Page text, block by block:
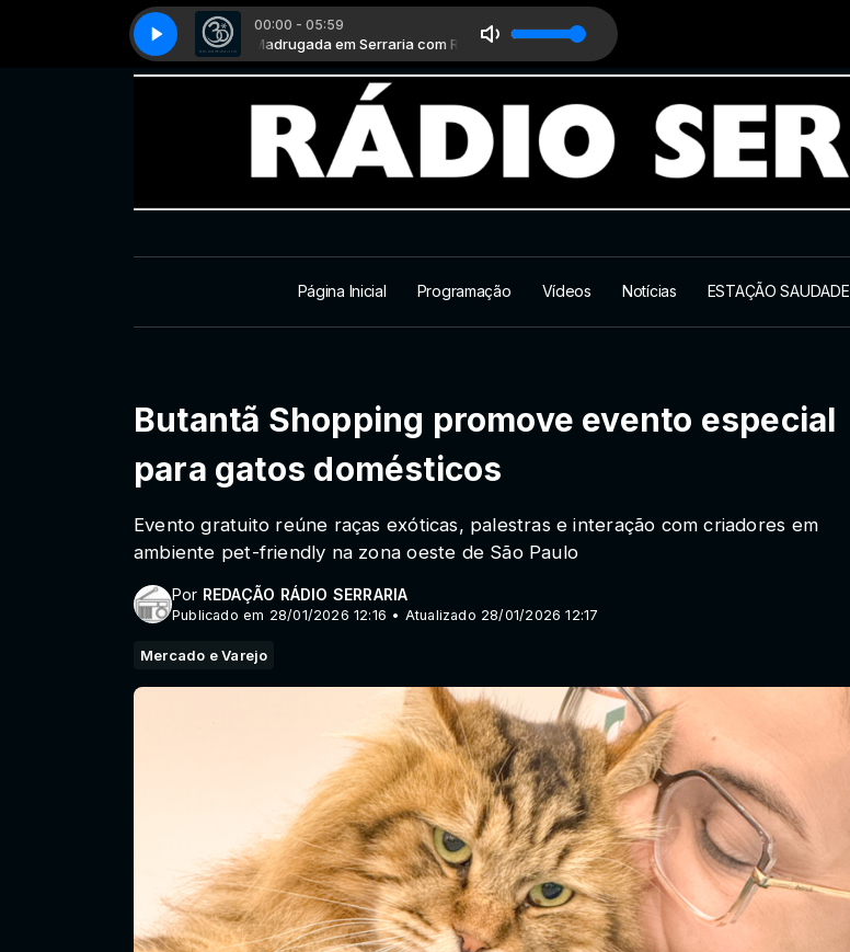
00:00 - 05:59
em Serraria com Rufino TMadrugada em Serraria com Rufino T
Nova - Clarear Roupa Nova - Clarear
Página Inicial Programação Vídeos Notícias ESTAÇÃO SAUDADE
Butantã Shopping promove evento especial
para gatos domésticos
Evento gratuito reúne raças exóticas, palestras e interação com criadores em
ambiente pet-friendly na zona oeste de São Paulo
Por REDAÇÃO RÁDIO SERRARIA
Publicado em 28/01/2026 12:16 • Atualizado 28/01/2026 12:17
Mercado e Varejo